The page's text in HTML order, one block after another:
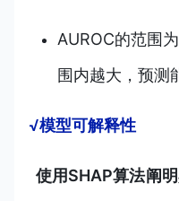
AUROC的范围
围内越大，预测
√模型可解释性
使用SHAP算法阐